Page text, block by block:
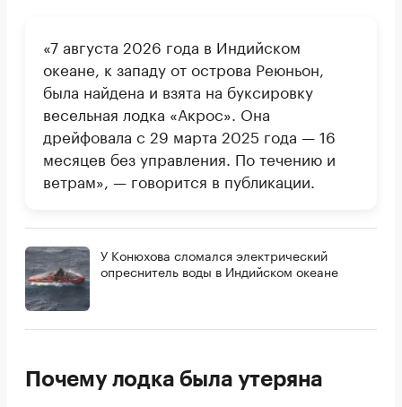
«7 августа 2026 года в Индийском
океане, к западу от острова Реюньон,
была найдена и взята на буксировку
весельная лодка «Акрос». Она
дрейфовала с 29 марта 2025 года — 16
месяцев без управления. По течению и
ветрам», — говорится в публикации.
У Конюхова сломался электрический
опреснитель воды в Индийском океане
Почему лодка была утеряна